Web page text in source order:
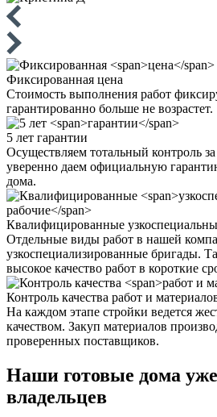
Фиксированная цена
Стоимость выполнения работ
гарантированно больше не возрастет.
5 лет гарантии
Осуществляем тотальный контроль
уверенно даем официальную
дома.
Квалифицированные
Отдельные виды работ в нашей
узкоспециализированные бригады.
высокое качество работ в короткие
Контроль качества работ и
На каждом этапе стройки ведется
качеством. Закуп материалов
проверенных поставщиков.
Наши готовые дома
владельцев